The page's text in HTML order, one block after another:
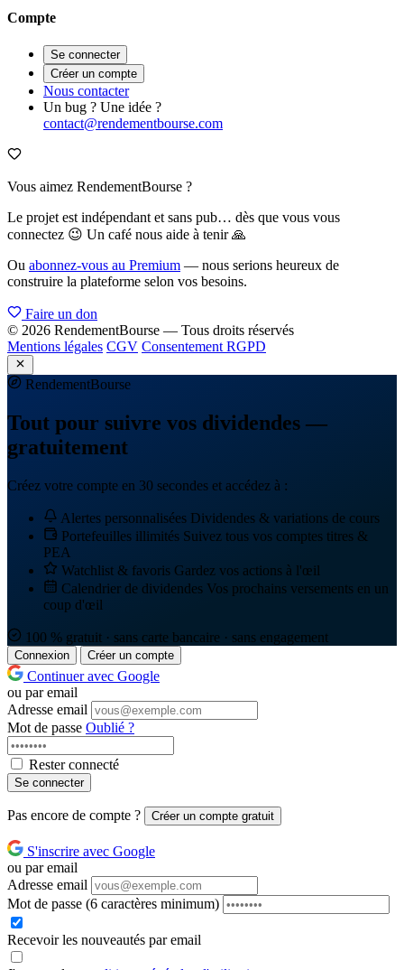
Compte
Se connecter
Créer un compte
Nous contacter
Un bug ? Une idée ?
contact@rendementbourse.com
Vous aimez RendementBourse ?
Le projet est indépendant et sans pub… dès que vous vous
connectez 😉 Un café nous aide à tenir 🙏
Ou abonnez-vous au Premium — nous serions heureux de
construire la plateforme selon vos besoins.
Faire un don
© 2026 RendementBourse — Tous droits réservés
Mentions légales CGV Consentement RGPD
RendementBourse
Tout pour suivre vos dividendes —
gratuitement
Créez votre compte en 30 secondes et accédez à :
Alertes personnalisées Dividendes & variations de cours
Portefeuilles illimités Suivez tous vos comptes titres &
PEA
Watchlist & favoris Gardez vos actions à l'œil
Calendrier de dividendes Vos prochains versements en un
coup d'œil
100 % gratuit · sans carte bancaire · sans engagement
Connexion Créer un compte
Continuer avec Google
ou par email
Adresse email
Mot de passe Oublié ?
Rester connecté
Se connecter
Pas encore de compte ? Créer un compte gratuit
S'inscrire avec Google
ou par email
Adresse email
Mot de passe (6 caractères minimum)
Recevoir les nouveautés par email